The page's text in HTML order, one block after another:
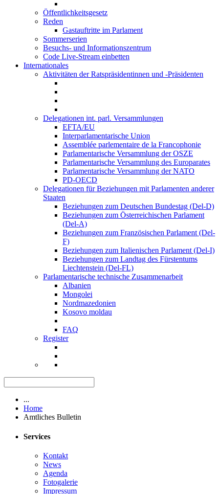
Öffentlichkeitsgesetz
Reden
Gastauftritte im Parlament
Sommerserien
Besuchs- und Informationszentrum
Code Live-Stream einbetten
Internationales
Aktivitäten der Ratspräsidentinnen und -Präsidenten
Delegationen int. parl. Versammlungen
EFTA/EU
Interparlamentarische Union
Assemblée parlementaire de la Francophonie
Parlamentarische Versammlung der OSZE
Parlamentarische Versammlung des Europarates
Parlamentarische Versammlung der NATO
PD-OECD
Delegationen für Beziehungen mit Parlamenten anderer
Staaten
Beziehungen zum Deutschen Bundestag (Del-D)
Beziehungen zum Österreichischen Parlament
(Del-A)
Beziehungen zum Französischen Parlament (Del-
F)
Beziehungen zum Italienischen Parlament (Del-I)
Beziehungen zum Landtag des Fürstentums
Liechtenstein (Del-FL)
Parlamentarische technische Zusammenarbeit
Albanien
Mongolei
Nordmazedonien
Kosovo moldau
FAQ
Register
...
Home
Amtliches Bulletin
Services
Kontakt
News
Agenda
Fotogalerie
Impressum